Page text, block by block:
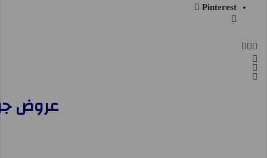
Pinterest
عروض جراند مارت